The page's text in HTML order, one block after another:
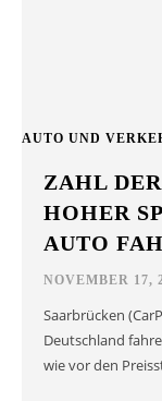
AUTO UND
ZAHL
HOHER
AUTO
NOVEMBER 17,
Saarbrücken (CarPR) - 50 Prozent der
Deutschland
wie vor den